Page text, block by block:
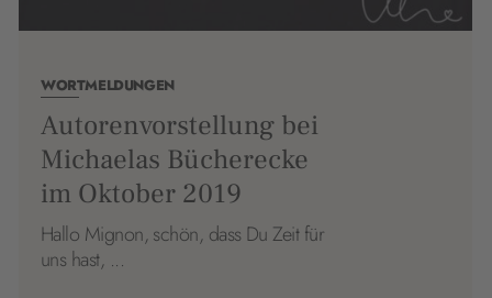
WORTMELDUNGEN
Autorenvorstellung bei
Michaelas Bücherecke
im Oktober 2019
Hallo Mignon, schön, dass Du Zeit für
uns hast, ...